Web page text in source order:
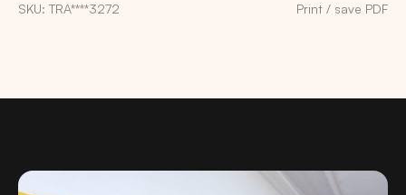
SKU: TRA****3272 Print / save PDF